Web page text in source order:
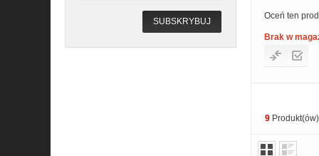
Oceń ten
Brak w
9 Produkt(ów)
SUBSKRYBUJ